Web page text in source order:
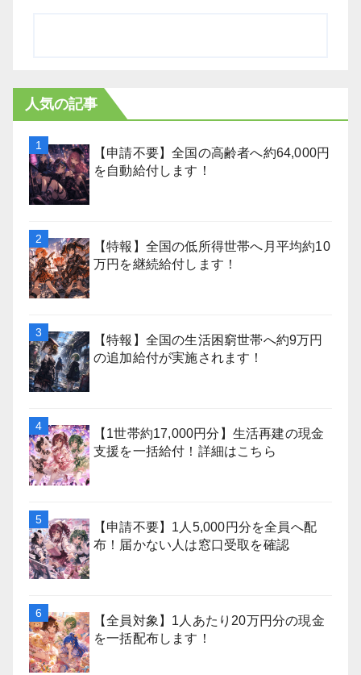
人気の記事
【申請不要】全国の高齢者へ約64,000円
を自動給付します！
【特報】全国の低所得世帯へ月平均約10
万円を継続給付します！
【特報】全国の生活困窮世帯へ約9万円
の追加給付が実施されます！
【1世帯約17,000円分】生活再建の現金
支援を一括給付！詳細はこちら
【申請不要】1人5,000円分を全員へ配
布！届かない人は窓口受取を確認
【全員対象】1人あたり20万円分の現金
を一括配布します！